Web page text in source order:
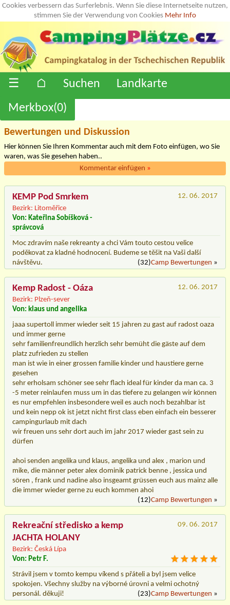
Cookies verbessern das Surferlebnis. Wenn Sie diese Internetseite nutzen,
stimmen Sie der Verwendung von Cookies Mehr Info
☰ ⌂ Suchen
Landkarte
Merkbox(0)
Bewertungen und Diskussion
Hier können Sie Ihren Kommentar auch mit dem Foto einfügen, wo Sie
waren, was Sie gesehen haben..
Kommentar einfügen »
KEMP Pod Smrkem
Bezirk: Litoměřice
12. 06. 2017
Von: Kateřina Sobíšková -
správcová
Moc zdravím naše rekreanty a chci Vám touto cestou velice
poděkovat za kladné hodnocení. Budeme se těšit na Vaši další
návštěvu.
(32)Camp Bewertungen »
Kemp Radost - Oáza
Bezirk: Plzeň-sever
12. 06. 2017
Von: klaus und angelika
jaaa supertoll immer wieder seit 15 jahren zu gast auf radost oaza
und immer gerne
sehr familienfreundlich herzlich sehr bemüht die gäste auf dem
platz zufrieden zu stellen
man ist wie in einer grossen familie kinder und haustiere gerne
gesehen
sehr erholsam schöner see sehr flach ideal für kinder da man ca. 3
-5 meter reinlaufen muss um in das tiefere zu gelangen wir können
es nur empfehlen insbesondere weil es auch noch bezahlbar ist
und kein nepp ok ist jetzt nicht first class eben einfach ein besserer
campingurlaub mit dach
wir freuen uns sehr dort auch im jahr 2017 wieder gast sein zu
dürfen
ahoi senden angelika und klaus, angelika und alex , marion und
mike, die männer peter alex dominik patrick benne , jessica und
sören , frank und nadine also insgeamt grüssen euch aus mainz alle
die immer wieder gerne zu euch kommen ahoi
(12)Camp Bewertungen »
Rekreační středisko a kemp
JACHTA HOLANY
Bezirk: Česká Lípa
09. 06. 2017
Von: Petr F.
Strávil jsem v tomto kempu víkend s přáteli a byl jsem velice
spokojen. Všechny služby na výborné úrovni a velmi ochotný
personál. děkuji!
(23)Camp Bewertungen »